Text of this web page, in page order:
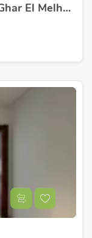
A vendre une villa inachevée à Ghar El Melh Bizerte